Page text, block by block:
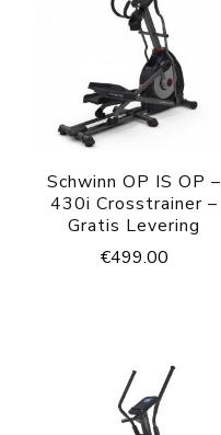
Schwinn OP IS OP –
430i Crosstrainer –
Gratis Levering
€499.00